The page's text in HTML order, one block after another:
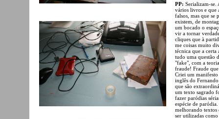
PP: Serializam-
vários livros e que
falsos, mas que se
existem, de
um bocado o
vir a tornar
cliques que à
me coisas muito
técnica que a certa
tudo uma questão
"fake", com a
fraude! Fraude
Criei um
inglês do Fernando
que são
um texto sagrado
fazer paródias
espécie de
melhorando textos
ser utilizadas